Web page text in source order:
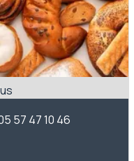
57 47 10 46